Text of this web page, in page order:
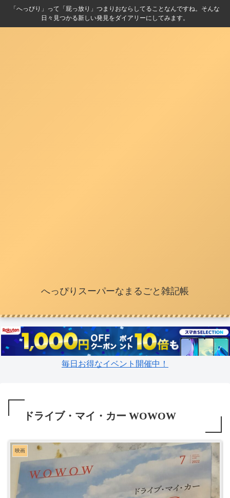
「へっぴり」って「屁っ放り」つまりおならしてることなんですね。そんな
日々見つかる新しい発見をダイアリーにしてみます。
へっぴりスーパーなまるごと雑記帳
毎日お得なイベント開催中！
ドライブ・マイ・カー WOWOW
映画